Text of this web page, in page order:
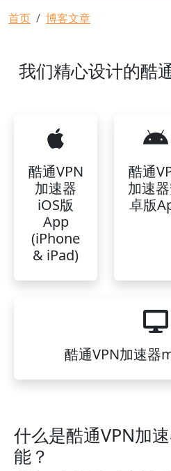
面包屑
首页 博客文章
我们精心设计的酷
酷通VPN
加速器
iOS版
App
(iPhone
& iPad)
酷通
加速
卓版
酷通VPN加速器
什么是酷通VPN加
能？